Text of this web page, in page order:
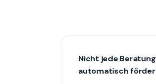
Nicht jede
automatisch